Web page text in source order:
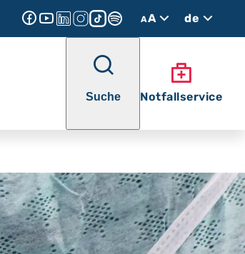
AA
de
Suche Notfallservice